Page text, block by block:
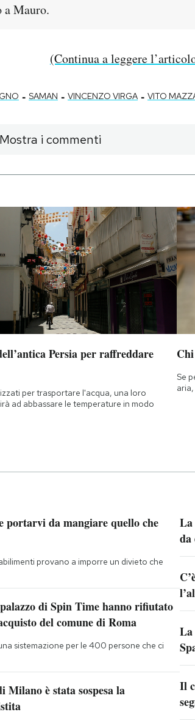
a Mauro.
(Continua a leggere
- SAMAN - VINCENZO VIRGA - VITO
Mostra i commenti
Persia per raffreddare
per trasportare l'acqua, una loro
ad abbassare le temperature in modo
Se
portarvi da mangiare quello che
provano a imporre un divieto che
di Spin Time hanno rifiutato
del comune di Roma
sistemazione per le 400 persone che ci
Milano è stata sospesa la
La
da
La
Il